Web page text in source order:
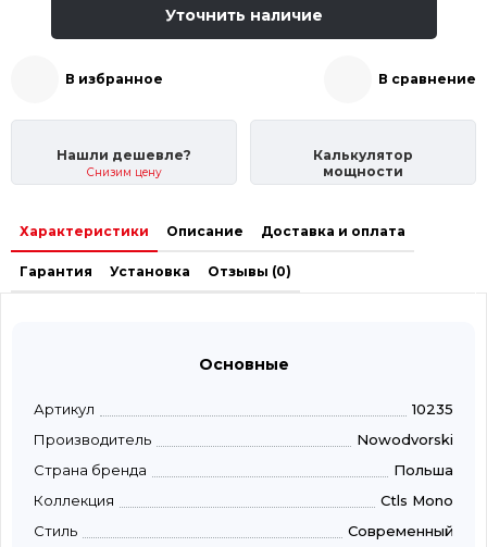
Уточнить наличие
В избранное В сравнение
Нашли дешевле?
Снизим цену
Калькулятор
мощности
Характеристики Описание Доставка и оплата
Гарантия Установка Отзывы (0)
Основные
Артикул
10235
Производитель
Nowodvorski
Страна бренда
Польша
Коллекция
Ctls Mono
Стиль
Современный